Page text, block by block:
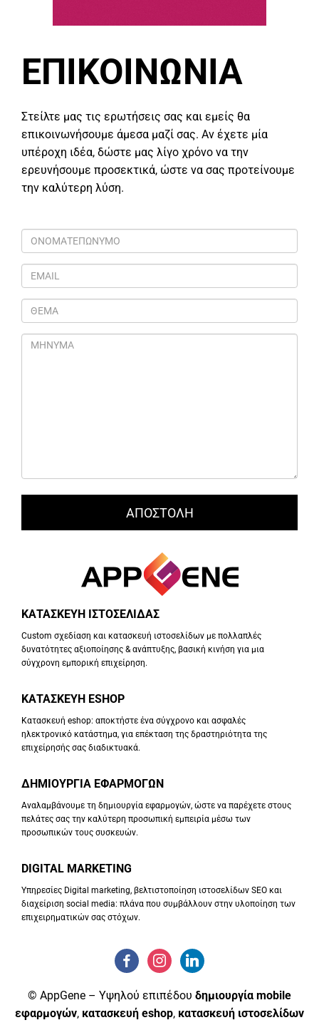
ΕΠΙΚΟΙΝΩΝΙΑ
Στείλτε μας τις ερωτήσεις σας και εμείς θα
επικοινωνήσουμε άμεσα μαζί σας. Αν έχετε μία
υπέροχη ιδέα, δώστε μας λίγο χρόνο να την
ερευνήσουμε προσεκτικά, ώστε να σας προτείνουμε
την καλύτερη λύση.
ΚΑΤΑΣΚΕΥΗ ΙΣΤΟΣΕΛΙΔΑΣ
Custom σχεδίαση και κατασκευή ιστοσελίδων με πολλαπλές
δυνατότητες αξιοποίησης & ανάπτυξης, βασική κινήση για μια
σύγχρονη εμπορική επιχείρηση.
ΚΑΤΑΣΚΕΥΗ ESHOP
Κατασκευή eshop: αποκτήστε ένα σύγχρονο και ασφαλές
ηλεκτρονικό κατάστημα, για επέκταση της δραστηριότητα της
επιχείρησής σας διαδικτυακά.
ΔΗΜΙΟΥΡΓΙΑ ΕΦΑΡΜΟΓΩΝ
Αναλαμβάνουμε τη δημιουργία εφαρμογών, ώστε να παρέχετε στους
πελάτες σας την καλύτερη προσωπική εμπειρία μέσω των
προσωπικών τους συσκευών.
DIGITAL MARKETING
Υπηρεσίες Digital marketing, βελτιστοποίηση ιστοσελίδων SEO και
διαχείριση social media: πλάνα που συμβάλλουν στην υλοποίηση των
επιχειρηματικών σας στόχων.
© AppGene – Υψηλού επιπέδου δημιουργία mobile
εφαρμογών, κατασκευή eshop, κατασκευή ιστοσελίδων